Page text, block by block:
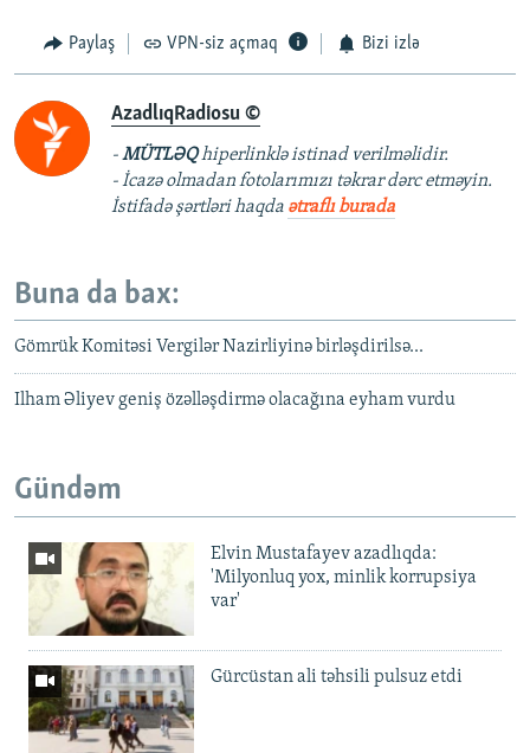
Paylaş VPN-siz açmaq Bizi izlə
AzadlıqRadiosu ©
-MÜTLƏQhiperlinklə istinad verilməlidir.
- İcazə olmadan fotolarımızı təkrar dərc etməyin.
İstifadə şərtləri haqda ətraflı burada
Buna da bax:
Gömrük Komitəsi Vergilər Nazirliyinə birləşdirilsə...
Ilham Əliyev geniş özəlləşdirmə olacağına eyham vurdu
Gündəm
Elvin Mustafayev azadlıqda:
'Milyonluq yox, minlik korrupsiya
var'
Gürcüstan ali təhsili pulsuz etdi